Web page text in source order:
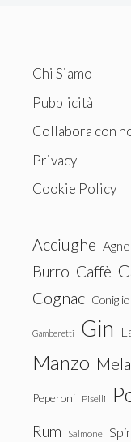
Chi Siamo
Pubblicità
Collabora con
Privacy
Cookie Policy
Acciughe
Burro Caffè
Cognac Coniglio
Gamberetti Gin
Manzo
Peperoni Piselli
Rum Salmone